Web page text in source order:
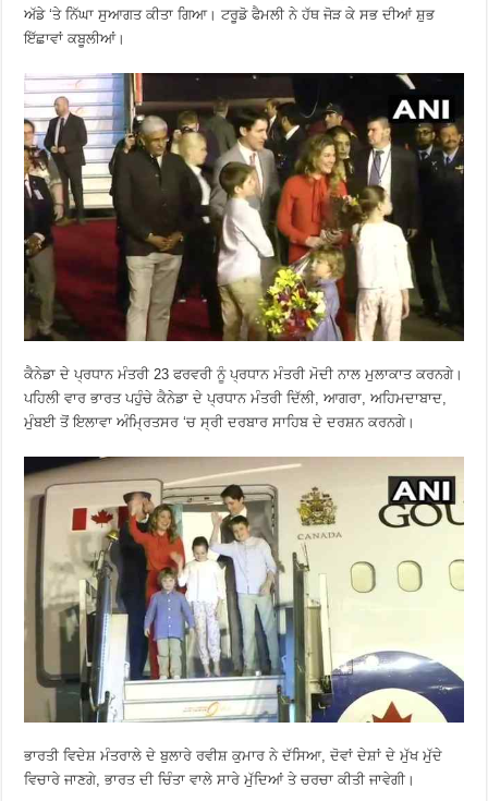
ਅੱਡੇ ‘ਤੇ ਨਿੱਘਾ ਸੁਆਗਤ ਕੀਤਾ ਗਿਆ। ਟਰੂਡੋ ਫੈਮਲੀ ਨੇ ਹੱਥ ਜੋੜ ਕੇ ਸਭ ਦੀਆਂ ਸ਼ੁਭ
ਇੱਛਾਵਾਂ ਕਬੂਲੀਆਂ।
ਕੈਨੇਡਾ ਦੇ ਪ੍ਰਧਾਨ ਮੰਤਰੀ 23 ਫਰਵਰੀ ਨੂੰ ਪ੍ਰਧਾਨ ਮੰਤਰੀ ਮੋਦੀ ਨਾਲ ਮੁਲਾਕਾਤ ਕਰਨਗੇ।
ਪਹਿਲੀ ਵਾਰ ਭਾਰਤ ਪਹੁੰਚੇ ਕੈਨੇਡਾ ਦੇ ਪ੍ਰਧਾਨ ਮੰਤਰੀ ਦਿੱਲੀ, ਆਗਰਾ, ਅਹਿਮਦਾਬਾਦ,
ਮੁੰਬਈ ਤੋਂ ਇਲਾਵਾ ਅੰਮ੍ਰਿਤਸਰ ‘ਚ ਸ੍ਰੀ ਦਰਬਾਰ ਸਾਹਿਬ ਦੇ ਦਰਸ਼ਨ ਕਰਨਗੇ।
ਭਾਰਤੀ ਵਿਦੇਸ਼ ਮੰਤਰਾਲੇ ਦੇ ਬੁਲਾਰੇ ਰਵੀਸ਼ ਕੁਮਾਰ ਨੇ ਦੱਸਿਆ, ਦੋਵਾਂ ਦੇਸ਼ਾਂ ਦੇ ਮੁੱਖ ਮੁੱਦੇ
ਵਿਚਾਰੇ ਜਾਣਗੇ, ਭਾਰਤ ਦੀ ਚਿੰਤਾ ਵਾਲੇ ਸਾਰੇ ਮੁੱਦਿਆਂ ਤੇ ਚਰਚਾ ਕੀਤੀ ਜਾਵੇਗੀ।